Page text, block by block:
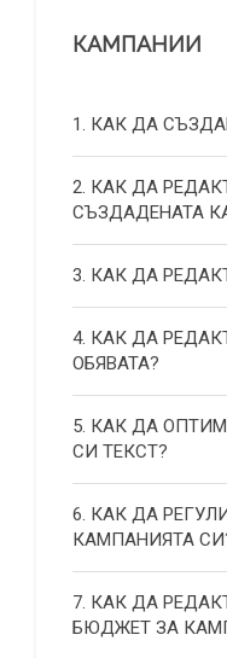
КАМПАНИИ
1. КАК ДА
2. КАК ДА
СЪЗДАДЕНАТА
3. КАК ДА
4. КАК ДА
ОБЯВАТА?
5. КАК ДА
СИ ТЕКСТ?
6. КАК ДА
КАМПАНИЯТА
7. КАК ДА
БЮДЖЕТ ЗА